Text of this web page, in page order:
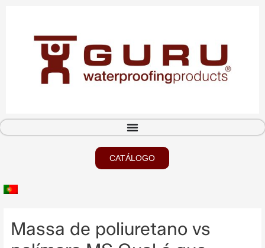
CATÁLOGO
Massa de poliuretano vs